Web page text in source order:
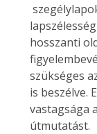
szegélylapokat a lábazathoz. Ezek mérete legalább 8 cm magas legyen, de fél
hosszanti
szükséges
is beszélve.
vastagsága
útmutatást.